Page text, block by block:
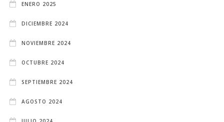
ENERO 2025
DICIEMBRE 2024
NOVIEMBRE 2024
OCTUBRE 2024
SEPTIEMBRE 2024
AGOSTO 2024